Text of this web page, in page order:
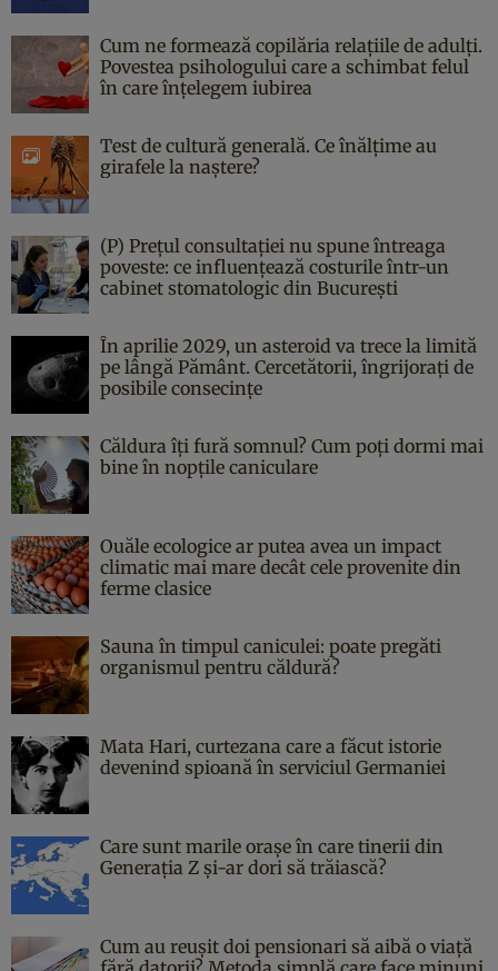
Cum ne formează copilăria relațiile de adulți.
Povestea psihologului care a schimbat felul
în care înțelegem iubirea
Test de cultură generală. Ce înălțime au
girafele la naștere?
(P) Prețul consultației nu spune întreaga
poveste: ce influențează costurile într-un
cabinet stomatologic din București
În aprilie 2029, un asteroid va trece la limită
pe lângă Pământ. Cercetătorii, îngrijorați de
posibile consecințe
Căldura îți fură somnul? Cum poți dormi mai
bine în nopțile caniculare
Ouăle ecologice ar putea avea un impact
climatic mai mare decât cele provenite din
ferme clasice
Sauna în timpul caniculei: poate pregăti
organismul pentru căldură?
Mata Hari, curtezana care a făcut istorie
devenind spioană în serviciul Germaniei
Care sunt marile orașe în care tinerii din
Generația Z și-ar dori să trăiască?
Cum au reușit doi pensionari să aibă o viață